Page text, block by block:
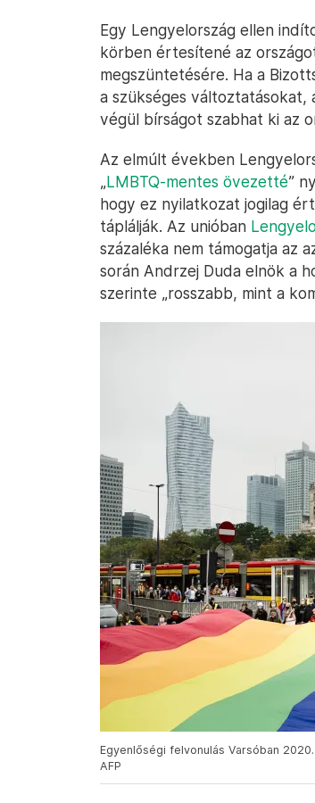
Egy Lengyelország ellen
körben értesítené az
megszüntetésére. Ha a
a szükséges változtatásokat,
végül bírságot szabhat ki az
Az elmúlt években
„LMBTQ-mentes övezetté”
hogy ez nyilatkozat jogilag
táplálják. Az unióban
százaléka nem támogatja az
során Andrzej Duda elnök a
szerinte „rosszabb, mint a
Egyenlőségi felvonulás Varsóban 2020.
AFP